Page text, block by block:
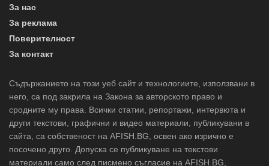
За нас
За реклама
Поверителност
За контакт
Съдържанието на този уеб сайт и технологиите, използвани в
него, са под закрила на Закона за авторското право и
сродните му права. Всички статии, репортажи, интервюта и
други текстови, графични и видео материали, публикувани в
сайта, са собственост на AFISH.BG, освен ако изрично е
посочено друго. Допуска се публикуване на текстови
материали само след писмено съгласие на AFISH.BG,